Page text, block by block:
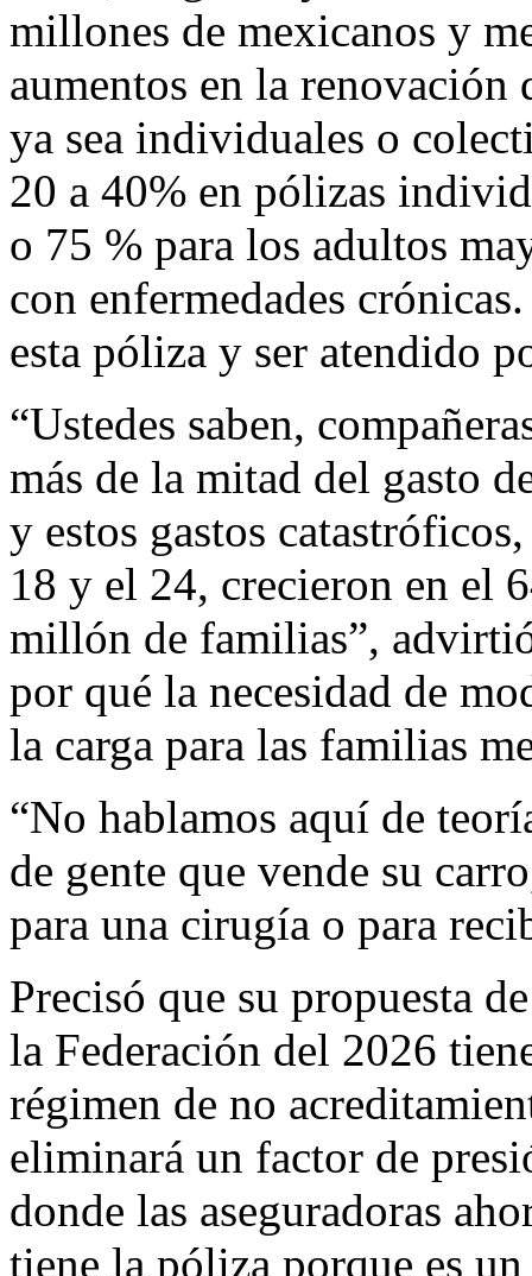
millones de mexicanos y
aumentos en la renovación
ya sea individuales o
20 a 40% en pólizas
o 75 % para los adultos
con enfermedades
esta póliza y ser atendido
“Ustedes saben,
más de la mitad del gasto
y estos gastos
18 y el 24, crecieron en el
millón de familias”,
por qué la necesidad de
la carga para las familias
“No hablamos aquí de
de gente que vende su
para una cirugía o para
Precisó que su propuesta
la Federación del 2026
régimen de no
eliminará un factor de
donde las aseguradoras
tiene la póliza porque es